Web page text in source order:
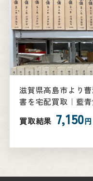
滋賀県高島市より
書を宅配買取｜藍
買取結果 7,150円